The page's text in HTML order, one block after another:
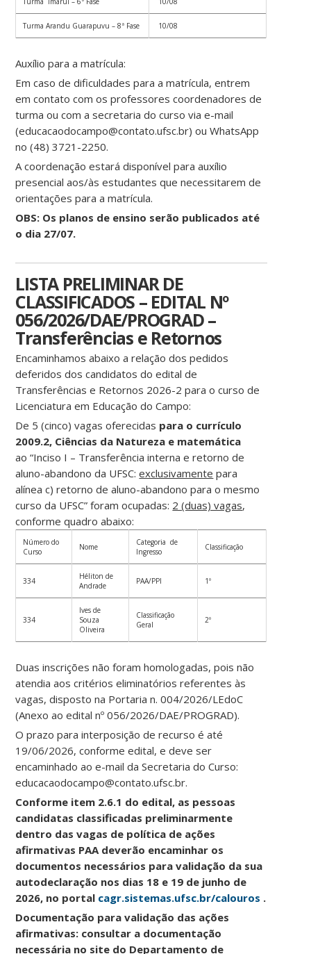
Turma Arandu Guarapuvu – 8ª Fase 10/08
Auxílio para a matrícula:
Em caso de dificuldades para a matrícula, entrem
em contato com os professores coordenadores de
turma ou com a secretaria do curso via e-mail
(educacaodocampo@contato.ufsc.br) ou WhatsApp
no (48) 3721-2250.
A coordenação estará disponível para auxílio
presencial aos/às estudantes que necessitarem de
orientações para a matrícula.
OBS: Os planos de ensino serão publicados até
o dia 27/07.
LISTA PRELIMINAR DE
CLASSIFICADOS – EDITAL Nº
056/2026/DAE/PROGRAD –
Transferências e Retornos
Encaminhamos abaixo a relação dos pedidos
deferidos dos candidatos do edital de
Transferências e Retornos 2026-2 para o curso de
Licenciatura em Educação do Campo:
De 5 (cinco) vagas oferecidas para o currículo
2009.2, Ciências da Natureza e matemática
ao “Inciso I – Transferência interna e retorno de
aluno-abandono da UFSC:exclusivamente para
alínea c) retorno de aluno-abandono para o mesmo
curso da UFSC” foram ocupadas: 2 (duas) vagas,
conforme quadro abaixo:
Número do
Curso
Nome
Categoria de
Ingresso
Classificação
334
Héliton de
Andrade
PAA/PPI 1º
334
Ives de
Souza
Oliveira
Classificação
Geral
2º
Duas inscrições não foram homologadas, pois não
atendia aos critérios eliminatórios referentes às
vagas, disposto na Portaria n. 004/2026/LEdoC
(Anexo ao edital nº 056/2026/DAE/PROGRAD).
O prazo para interposição de recurso é até
19/06/2026, conforme edital, e deve ser
encaminhado ao e-mail da Secretaria do Curso:
educacaodocampo@contato.ufsc.br.
Conforme item 2.6.1 do edital, as pessoas
candidatas classificadas preliminarmente
dentro das vagas de política de ações
afirmativas PAA deverão encaminhar os
documentos necessários para validação da sua
autodeclaração nos dias 18 e 19 de junho de
2026, no portal cagr.sistemas.ufsc.br/calouros .
Documentação para validação das ações
afirmativas: consultar a documentação
necessária no site do Departamento de